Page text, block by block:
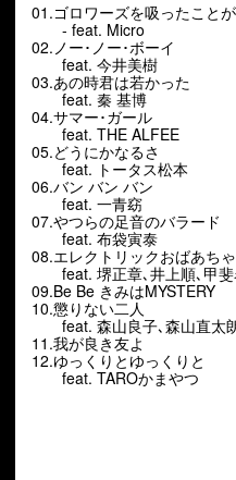
01.ゴロワーズを吸ったこと
- feat. Micro
02.ノー･ノー･ボーイ
feat. 今井美樹
03.あの時君は若かった
feat. 秦 基博
04.サマー･ガール
feat. THE ALFEE
05.どうにかなるさ
feat. トータス松本
06.バン バン バン
feat. 一青窈
07.やつらの足音のバラード
feat. 布袋寅泰
08.エレクトリックおばあち
feat. 堺正章､井上順､甲斐
09.Be Be きみはMYSTERY
10.懲りない二人
feat. 森山良子､森山直太
11.我が良き友よ
12.ゆっくりとゆっくりと
feat. TAROかまやつ